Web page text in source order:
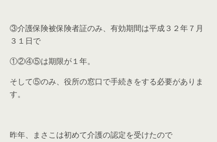
③介護保険被保険者証のみ、有効期間は平成３２年７月
３１日で
①②④⑤は期限が１年。
そして⑤のみ、役所の窓口で手続きをする必要がありま
す。
昨年、まさこは初めて介護の認定を受けたので